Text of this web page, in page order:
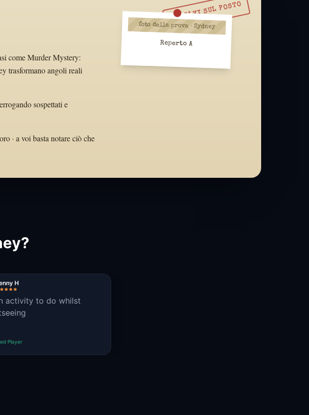
RISOLVI SUL POSTO
come Murder Mystery:
trasformano angoli reali
sospettati e
· a voi basta notare ciò che
foto della prova · Sydney
Reperto A
H
activity to do whilst
Player